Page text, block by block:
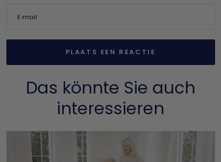
E‑mail
Das könnte Sie auch
interessieren